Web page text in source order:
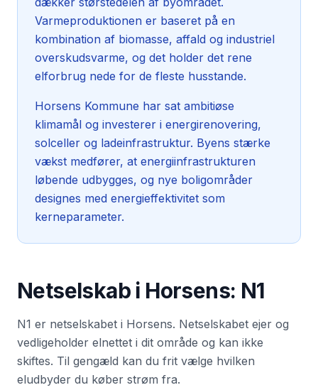
Varmeproduktionen er baseret på en
kombination af biomasse, affald og industriel
overskudsvarme, og det holder det rene
elforbrug nede for de fleste husstande.
Horsens Kommune har sat ambitiøse
klimamål og investerer i energirenovering,
solceller og ladeinfrastruktur. Byens stærke
vækst medfører, at energiinfrastrukturen
løbende udbygges, og nye boligområder
designes med energieffektivitet som
kerneparameter.
Netselskab i Horsens: N1
N1 er netselskabet i Horsens. Netselskabet ejer og
vedligeholder elnettet i dit område og kan ikke
skiftes. Til gengæld kan du frit vælge hvilken
eludbyder du køber strøm fra.